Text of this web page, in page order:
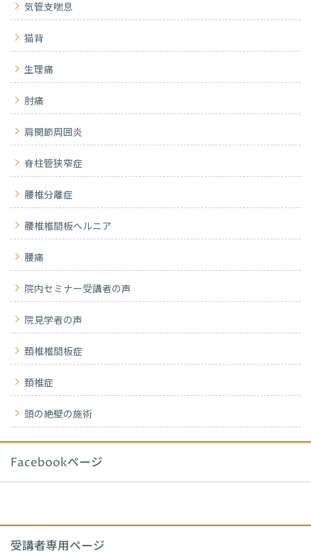
気管支喘息
猫背
生理痛
肘痛
肩関節周囲炎
脊柱管狭窄症
腰椎分離症
腰椎椎間板ヘルニア
腰痛
院内セミナー受講者の声
院見学者の声
頚椎椎間板症
頚椎症
頭の絶壁の施術
Facebookページ
受講者専用ページ